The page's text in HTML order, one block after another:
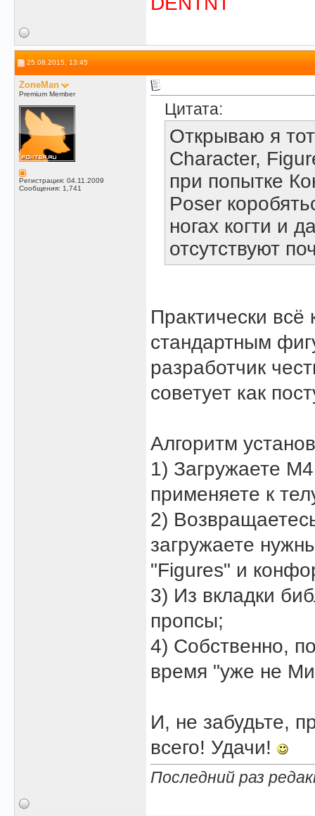
25.08.2015, 13:45
ZoneMan
Premium Member
Регистрация: 04.11.2009
Сообщения: 1,741
Цитата:
Открываю я
Character,
при попытке
Poser
ногах когти и
отсутствуют
Практически
стандартным
разработчик
советует как
Алгоритм
1) Загружаете
применяете к
2)
загружаете
"Figures" и
3) Из вкладки
пропсы;
4) Собственно,
время "уже не
И, не забудьте,
всего! Удачи!
Последний раз